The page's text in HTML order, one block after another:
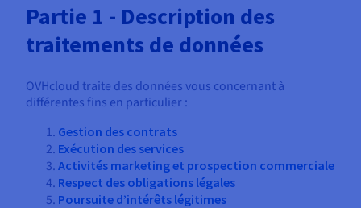
Partie 1 - Description des
traitements de données
OVHcloud traite des données vous concernant à
différentes fins en particulier :
Gestion des contrats
Exécution des services
Activités marketing et prospection commerciale
Respect des obligations légales
Poursuite d’intérêts légitimes